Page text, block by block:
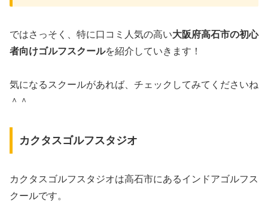
ではさっそく、特に口コミ人気の高い大阪府高石市の初心
者向けゴルフスクールを紹介していきます！
気になるスクールがあれば、チェックしてみてくださいね
＾＾
カクタスゴルフスタジオ
カクタスゴルフスタジオは高石市にあるインドアゴルフス
クールです。